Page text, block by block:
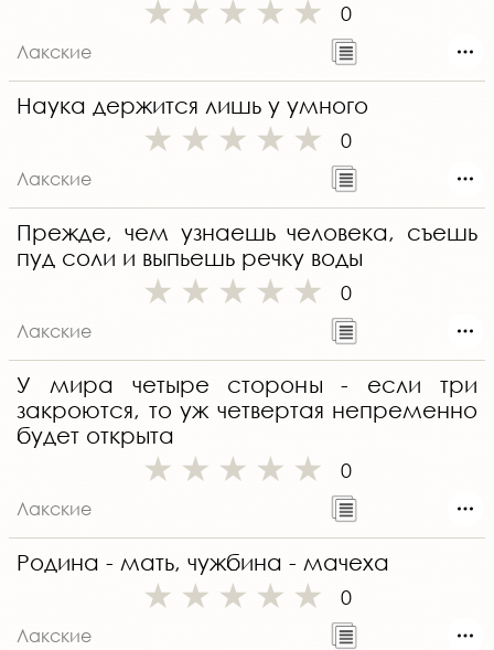
0
Лакские
Наука держится лишь у умного
0
Лакские
Прежде, чем узнаешь человека, съешь
пуд соли и выпьешь речку воды
0
Лакские
У мира четыре стороны - если три
закроются, то уж четвертая непременно
будет открыта
0
Лакские
Родина - мать, чужбина - мачеха
0
Лакские